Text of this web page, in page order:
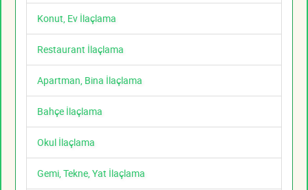
Konut, Ev İlaçlama
Restaurant İlaçlama
Apartman, Bina İlaçlama
Bahçe İlaçlama
Okul İlaçlama
Gemi, Tekne, Yat İlaçlama